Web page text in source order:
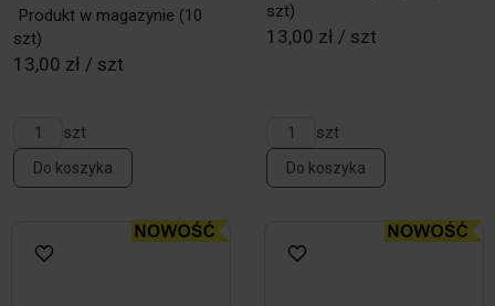
Produkt w magazynie (10
szt)
13,00 zł / szt
szt
Do koszyka
szt)
13,00 zł / szt
szt
Do koszyka